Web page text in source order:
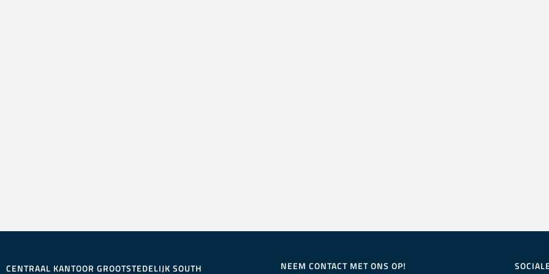
CENTRAAL KANTOOR GROOTSTEDELIJK SOUTH NEEM CONTACT MET ONS OP!